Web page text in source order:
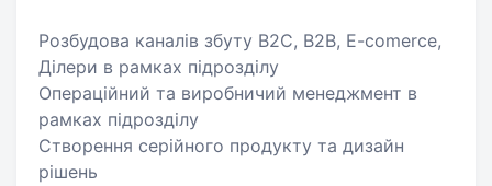
Розбудова каналів збуту B2C, B2B, E-comerce,
Ділери в рамках підрозділу
Операційний та виробничий менеджмент в
рамках підрозділу
Створення серійного продукту та дизайн
рішень